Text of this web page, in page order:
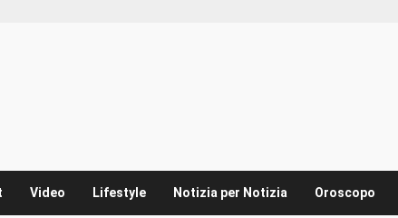
Video Lifestyle Notizia per Notizia Oroscopo